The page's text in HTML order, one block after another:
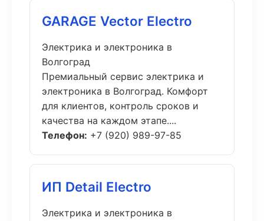
GARAGE Vector Electro
Электрика и электроника в
Волгоград
Премиальный сервис электрика и
электроника в Волгоград. Комфорт
для клиентов, контроль сроков и
качества на каждом этапе....
Телефон: +7 (920) 989-97-85
ИП Detail Electro
Электрика и электроника в